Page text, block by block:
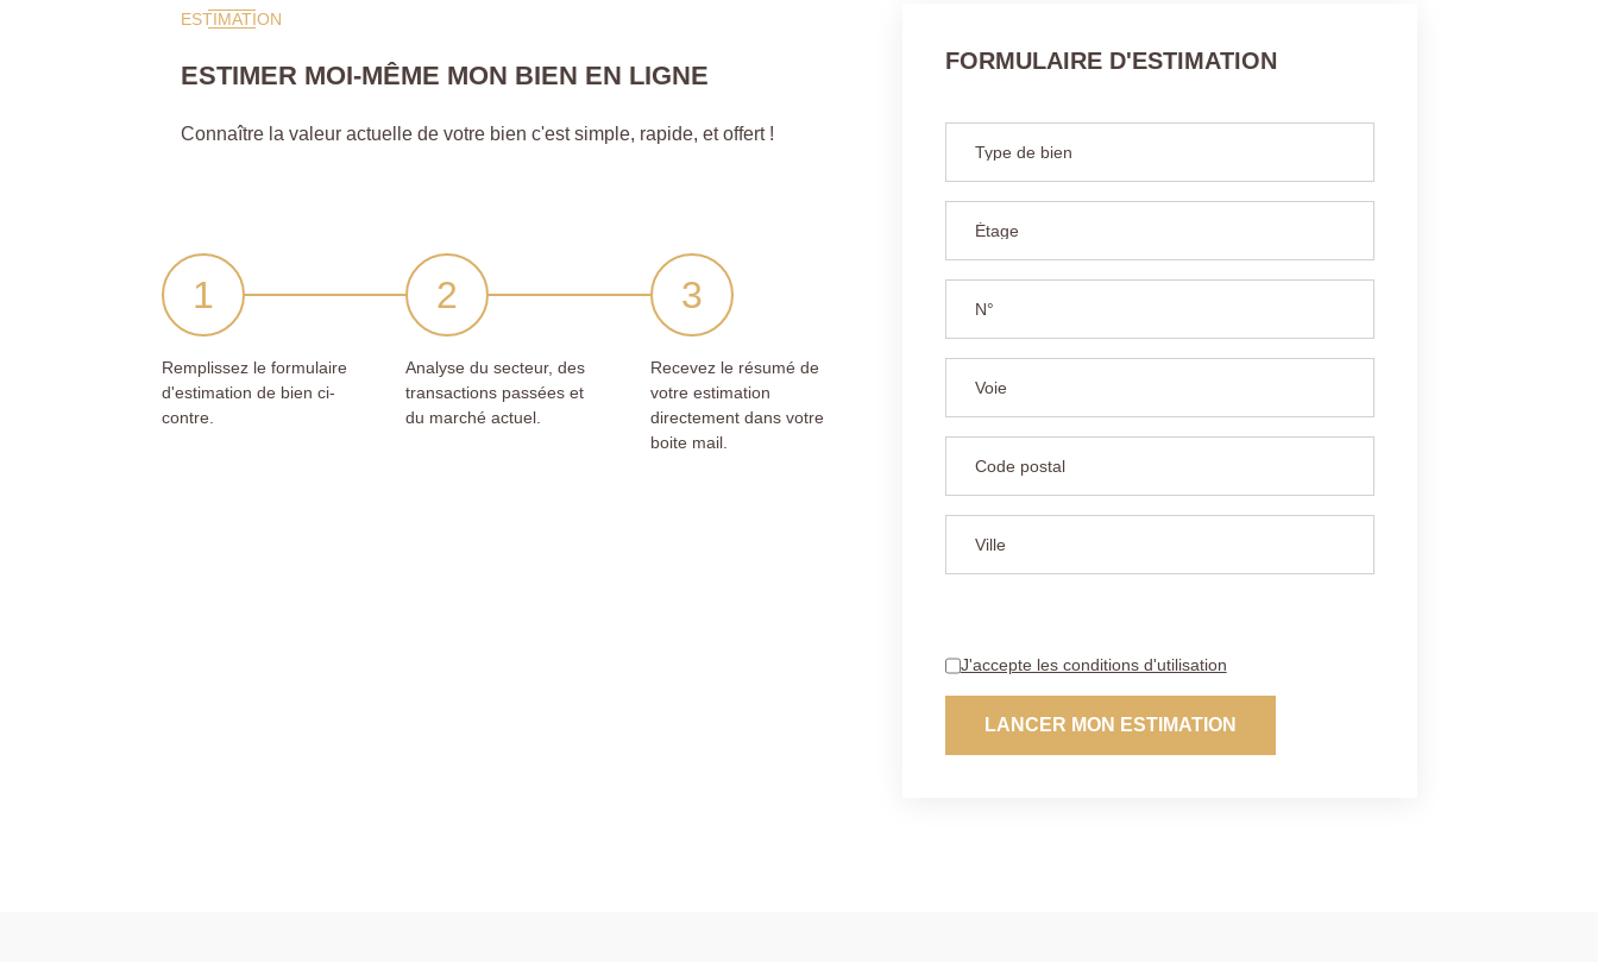
ESTIMATION
ESTIMER MOI-MÊME MON BIEN EN LIGNE
Connaître la valeur actuelle de votre bien c'est simple, rapide, et offert !
Remplissez le formulaire
d'estimation de bien ci-
contre.
Analyse du secteur, des
transactions passées et
du marché actuel.
Recevez le résumé de
votre estimation
directement dans votre
boite mail.
FORMULAIRE D'ESTIMATION
J'accepte les conditions d'utilisation
LANCER MON ESTIMATION